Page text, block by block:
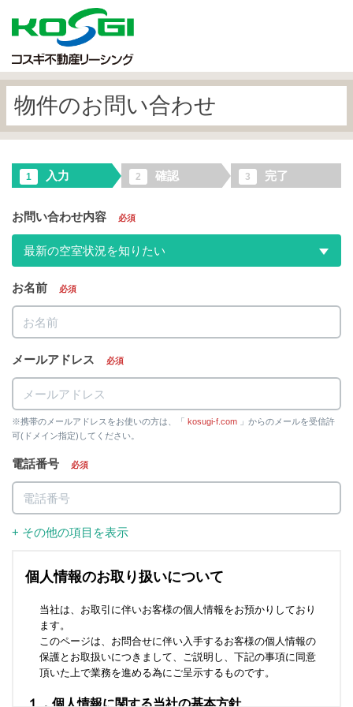
物件のお問い合わせ
1 入力 2 確認 3 完了
お問い合わせ内容 必須
最新の空室状況を知りたい
お名前 必須
メールアドレス 必須
※携帯のメールアドレスをお使いの方は、「 kosugi-f.com 」からのメールを受信許
可(ドメイン指定)してください。
電話番号 必須
+ その他の項目を表示